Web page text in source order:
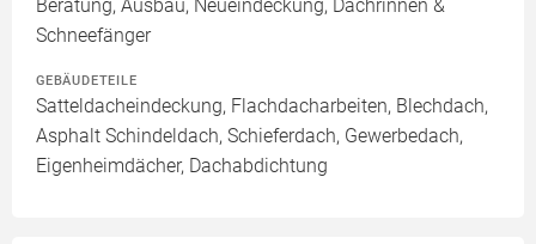
Beratung, Ausbau, Neueindeckung, Dachrinnen &
Schneefänger
GEBÄUDETEILE
Satteldacheindeckung, Flachdacharbeiten, Blechdach,
Asphalt Schindeldach, Schieferdach, Gewerbedach,
Eigenheimdächer, Dachabdichtung